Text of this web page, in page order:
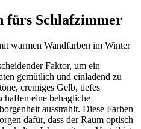
fürs Schlafzimmer
Faktor, um ein
gemütlich und einladend zu
cremiges Gelb, tiefes
eine behagliche
ausstrahlt. Diese Farben
dafür, dass der Raum optisch